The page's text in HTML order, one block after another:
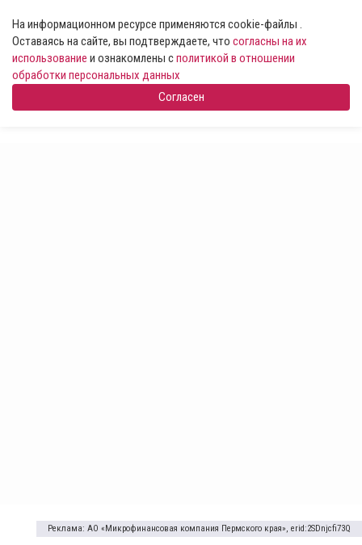
На информационном ресурсе применяются cookie-файлы .
Оставаясь на сайте, вы подтверждаете, что согласны на их
использование и ознакомлены сполитикой в отношении
обработки персональных данных
Согласен
Реклама: АО «Микрофинансовая компания Пермского края», erid:2SDnjcfi73Q